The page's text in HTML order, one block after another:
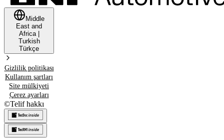
Middle
East and
Africa|
Turkish
Türkçe
Gizlilik politikası
Kullanım şartları
Site mülkiyeti
Çerez ayarları
©Telif hakkı